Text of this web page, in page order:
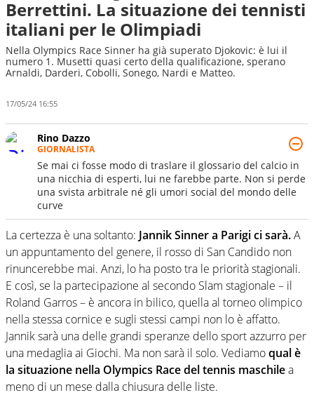
Berrettini. La situazione dei tennisti
italiani per le Olimpiadi
Nella Olympics Race Sinner ha già superato Djokovic: è lui il
numero 1. Musetti quasi certo della qualificazione, sperano
Arnaldi, Darderi, Cobolli, Sonego, Nardi e Matteo.
17/05/24 16:55
Rino Dazzo
GIORNALISTA
Se mai ci fosse modo di traslare il glossario del calcio in
una nicchia di esperti, lui ne farebbe parte. Non si perde
una svista arbitrale né gli umori social del mondo delle
curve
La certezza è una soltanto: Jannik Sinner a Parigi ci sarà.A
un appuntamento del genere, il rosso di San Candido non
rinuncerebbe mai. Anzi, lo ha posto tra le priorità stagionali.
E così, se la partecipazione al secondo Slam stagionale – il
Roland Garros – è ancora in bilico, quella al torneo olimpico
nella stessa cornice e sugli stessi campi non lo è affatto.
Jannik sarà una delle grandi speranze dello sport azzurro per
una medaglia ai Giochi. Ma non sarà il solo. Vediamoqual è
la situazione nella Olympics Race del tennis maschilea
meno di un mese dalla chiusura delle liste.